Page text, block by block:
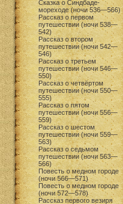
Сказка о Синдбаде-
мореходе (ночи 536—566)
Рассказ о первом
путешествии (ночи 538—
542)
Рассказ о втором
путешествии (ночи 542—
546)
Рассказ о третьем
путешествии (ночи 546—
550)
Рассказ о четвёртом
путешествии (ночи 550—
555)
Рассказ о пятом
путешествии (ночи 556—
559)
Рассказ о шестом
путешествии (ночи 559—
563)
Рассказ о седьмом
путешествии (ночи 563—
566)
Повесть о медном городе
(ночи 566—571)
Повесть о медном городе
(ночи 572—578)
Рассказ первого везиря